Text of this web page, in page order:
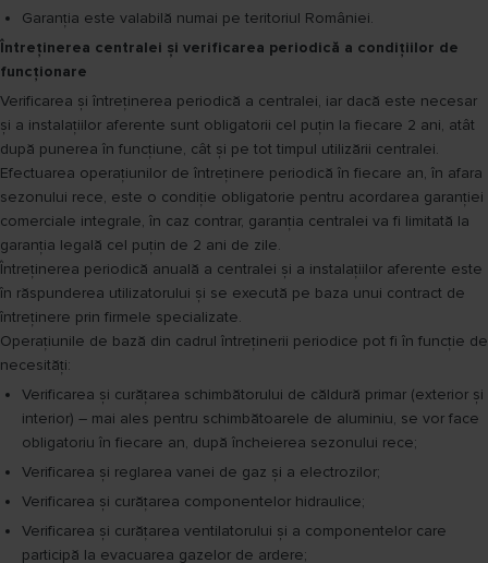
Garanţia este valabilă numai pe teritoriul României.
Întreţinerea centralei şi verificarea periodică a condiţiilor de
funcţionare
Verificarea și întreţinerea periodică a centralei, iar dacă este necesar
și a instalaţiilor aferente sunt obligatorii cel puţin la fiecare 2 ani, atât
după punerea în funcţiune, cât și pe tot timpul utilizării centralei.
Efectuarea operaţiunilor de întreţinere periodică în fiecare an, în afara
sezonului rece, este o condiţie obligatorie pentru acordarea garanţiei
comerciale integrale, în caz contrar, garanţia centralei va fi limitată la
garanţia legală cel puțin de 2 ani de zile.
Întreţinerea periodică anuală a centralei şi a instalaţiilor aferente este
în răspunderea utilizatorului şi se execută pe baza unui contract de
întreţinere prin firmele specializate.
Operaţiunile de bază din cadrul întreţinerii periodice pot fi în funcţie de
necesităţi:
Verificarea şi curăţarea schimbătorului de căldură primar (exterior şi
interior) – mai ales pentru schimbătoarele de aluminiu, se vor face
obligatoriu în fiecare an, după încheierea sezonului rece;
Verificarea şi reglarea vanei de gaz şi a electrozilor;
Verificarea şi curăţarea componentelor hidraulice;
Verificarea și curăţarea ventilatorului și a componentelor care
participă la evacuarea gazelor de ardere;